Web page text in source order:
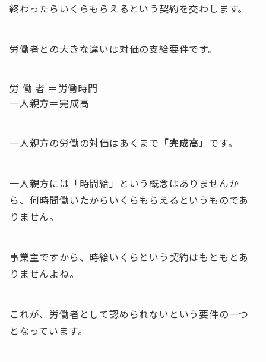
終わったらいくらもらえるという契約を交わします。
労働者との大きな違いは対価の支給要件です。
労 働 者 ＝労働時間
一人親方＝完成高
一人親方の労働の対価はあくまで 「完成高」 です。
一人親方には「時間給」という概念はありませんか
ら、何時間働いたからいくらもらえるというものであ
りません。
事業主ですから、時給いくらという契約はもともとあ
りませんよね。
これが、労働者として認められないという要件の一つ
となっています。